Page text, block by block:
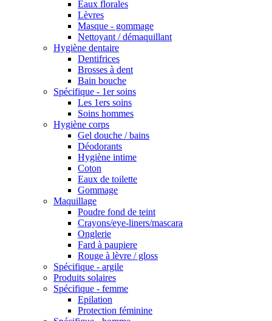
Eaux florales
Lèvres
Masque - gommage
Nettoyant / démaquillant
Hygiène dentaire
Dentifrices
Brosses à dent
Bain bouche
Spécifique - 1er soins
Les 1ers soins
Soins hommes
Hygiène corps
Gel douche / bains
Déodorants
Hygiène intime
Coton
Eaux de toilette
Gommage
Maquillage
Poudre fond de teint
Crayons/eye-liners/mascara
Onglerie
Fard à paupiere
Rouge à lèvre / gloss
Spécifique - argile
Produits solaires
Spécifique - femme
Epilation
Protection féminine